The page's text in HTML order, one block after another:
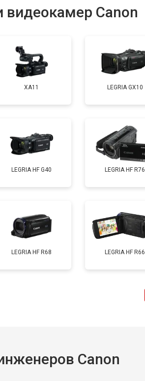
видеокамер Canon
XA11 LEGRIA GX10
LEGRIA HF G40 LEGRIA HF R76
LEGRIA HF R68 LEGRIA HF R66
Canon